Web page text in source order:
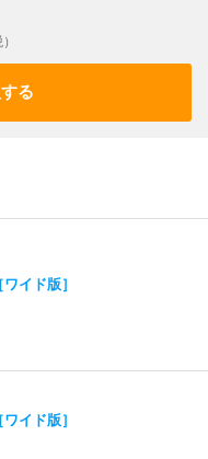
る
イド版］
イド版］